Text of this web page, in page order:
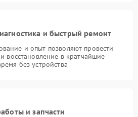
и быстрый ремонт
и опыт позволяют провести
восстановление в кратчайшие
без устройства
и запчасти